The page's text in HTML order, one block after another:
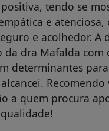
tendo se
e atenciosa,
e acolhedor. A
da dra Mafalda com
determinantes
Recomendo
a quem procura